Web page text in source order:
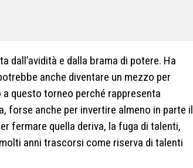
dall’avidità e dalla brama di potere. Ha
anche diventare un mezzo per
questo torneo perché rappresenta
forse anche per invertire almeno in parte il
fermare quella deriva, la fuga di talenti,
anni trascorsi come riserva di talenti